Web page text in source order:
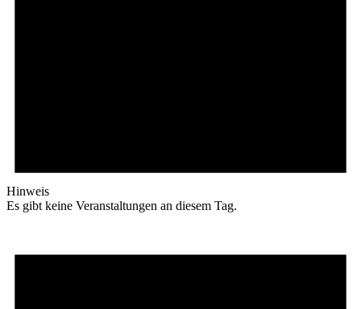
Hinweis
Es gibt keine Veranstaltungen an diesem Tag.